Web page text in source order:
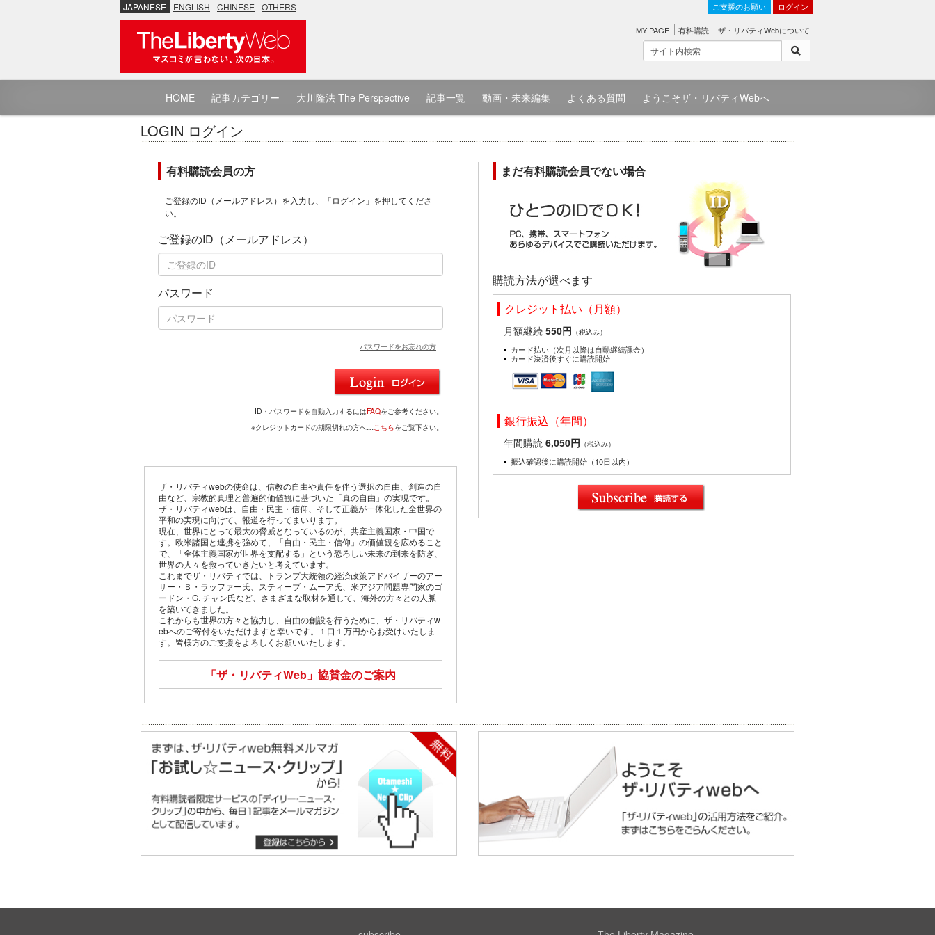
JAPANESE ENGLISH CHINESE OTHERS ご支援のお願い ログイン
MY PAGE 有料購読 ザ・リバティWebについて
HOME 記事カテゴリー 大川隆法 The Perspective 記事一覧 動画・未来編集 よくある質問 ようこそザ・リバティWebへ
LOGIN ログイン
有料購読会員の方
ご登録のID（メールアドレス）を入力し、「ログイン」を押してくださ
い。
ご登録のID（メールアドレス）
パスワード
パスワードをお忘れの方
ID・パスワードを自動入力するにはFAQをご参考ください。
※クレジットカードの期限切れの方へ…こちらをご覧下さい。
ザ・リバティwebの使命は、信教の自由や責任を伴う選択の自由、創造の自
由など、宗教的真理と普遍的価値観に基づいた「真の自由」の実現です。
ザ・リバティwebは、自由・民主・信仰、そして正義が一体化した全世界の
平和の実現に向けて、報道を行ってまいります。
現在、世界にとって最大の脅威となっているのが、共産主義国家・中国で
す。欧米諸国と連携を強めて、「自由・民主・信仰」の価値観を広めること
で、「全体主義国家が世界を支配する」という恐ろしい未来の到来を防ぎ、
世界の人々を救っていきたいと考えています。
これまでザ・リバティでは、トランプ大統領の経済政策アドバイザーのアー
サー・Ｂ・ラッファー氏、スティーブ・ムーア氏、米アジア問題専門家のゴ
ードン・G. チャン氏など、さまざまな取材を通して、海外の方々との人脈
を築いてきました。
これからも世界の方々と協力し、自由の創設を行うために、ザ・リバティw
ebへのご寄付をいただけますと幸いです。１口１万円からお受けいたしま
す。皆様方のご支援をよろしくお願いいたします。
「ザ・リバティWeb」 協賛金のご案内
まだ有料購読会員でない場合
購読方法が選べます
クレジット払い（月額）
月額継続 550円 （税込み）
カード払い（次月以降は自動継続課金）
カード決済後すぐに購読開始
銀行振込（年間）
年間購読 6,050円 （税込み）
振込確認後に購読開始（10日以内）